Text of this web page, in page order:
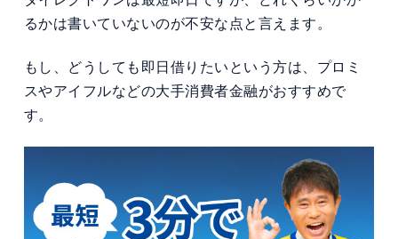
るかは書いていないのが不安な点と言えます。
もし、どうしても即日借りたいという方は、プロミ
スやアイフルなどの大手消費者金融がおすすめで
す。